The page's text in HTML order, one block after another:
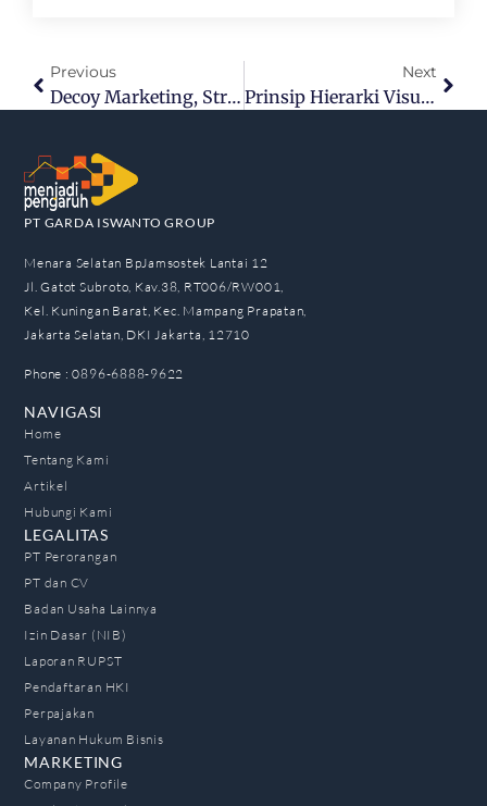
Previous
Decoy Marketing, Strategi Umpan Pengaruhi Persepsi
Next
Prinsip Hierarki Visual Biar Landing Page Lebih Menarik
PT GARDA ISWANTO GROUP
Menara Selatan BpJamsostek Lantai 12
Jl. Gatot Subroto, Kav.38, RT006/RW001,
Kel. Kuningan Barat, Kec. Mampang Prapatan,
Jakarta Selatan, DKI Jakarta, 12710
Phone : 0896-6888-9622
NAVIGASI
Home
Tentang Kami
Artikel
Hubungi Kami
LEGALITAS
PT Perorangan
PT dan CV
Badan Usaha Lainnya
Izin Dasar (NIB)
Laporan RUPST
Pendaftaran HKI
Perpajakan
Layanan Hukum Bisnis
MARKETING
Company Profile